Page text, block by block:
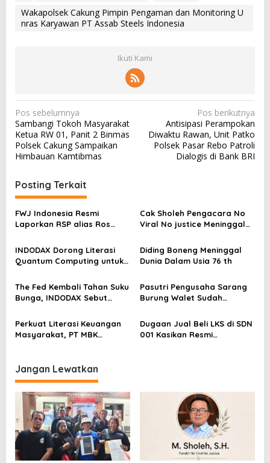
Wakapolsek Cakung Pimpin Pengaman dan Monitoring U
nras Karyawan PT Assab Steels Indonesia
Ikuti Kami
N
a
v
i
g
a
s
i
p
o
s
Pos sebelumnya
Sambangi Tokoh Masyarakat
Ketua RW 01, Panit 2 Binmas
Polsek Cakung Sampaikan
Himbauan Kamtibmas
Pos berikutnya
Antisipasi Perampokan
Diwaktu Rawan, Unit Patko
Polsek Pasar Rebo Patroli
Dialogis di Bank BRI
Posting Terkait
FWJ Indonesia Resmi
Laporkan RSP alias Ros
Cak Sholeh Pengacara No
Viral No justice Meninggal
INDODAX Dorong Literasi
Quantum Computing untuk
Blockchain
Diding Boneng Meninggal
Dunia Dalam Usia 76 th
The Fed Kembali Tahan Suku
Bunga, INDODAX Sebut
Sentimen Pasar
Pasutri Pengusaha Sarang
Burung Walet Sudah
Pelapor Desak Polda Jambi
Segera Lakukan Penahanan
Perkuat Literasi Keuangan
Masyarakat, PT MBK
Dugaan Jual Beli LKS di SDN
001 Kasikan Resmi
Jangan Lewatkan